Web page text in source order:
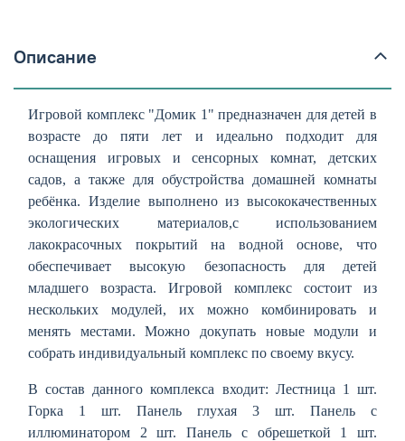
Описание
Игровой комплекс "Домик 1" предназначен для детей в
возрасте до пяти лет и идеально подходит для
оснащения игровых и сенсорных комнат, детских
садов, а также для обустройства домашней комнаты
ребёнка. Изделие выполнено из высококачественных
экологических материалов,с использованием
лакокрасочных покрытий на водной основе, что
обеспечивает высокую безопасность для детей
младшего возраста. Игровой комплекс состоит из
нескольких модулей, их можно комбинировать и
менять местами. Можно докупать новые модули и
собрать индивидуальный комплекс по своему вкусу.
В состав данного комплекса входит: Лестница 1 шт.
Горка 1 шт. Панель глухая 3 шт. Панель с
иллюминатором 2 шт. Панель с обрешеткой 1 шт.